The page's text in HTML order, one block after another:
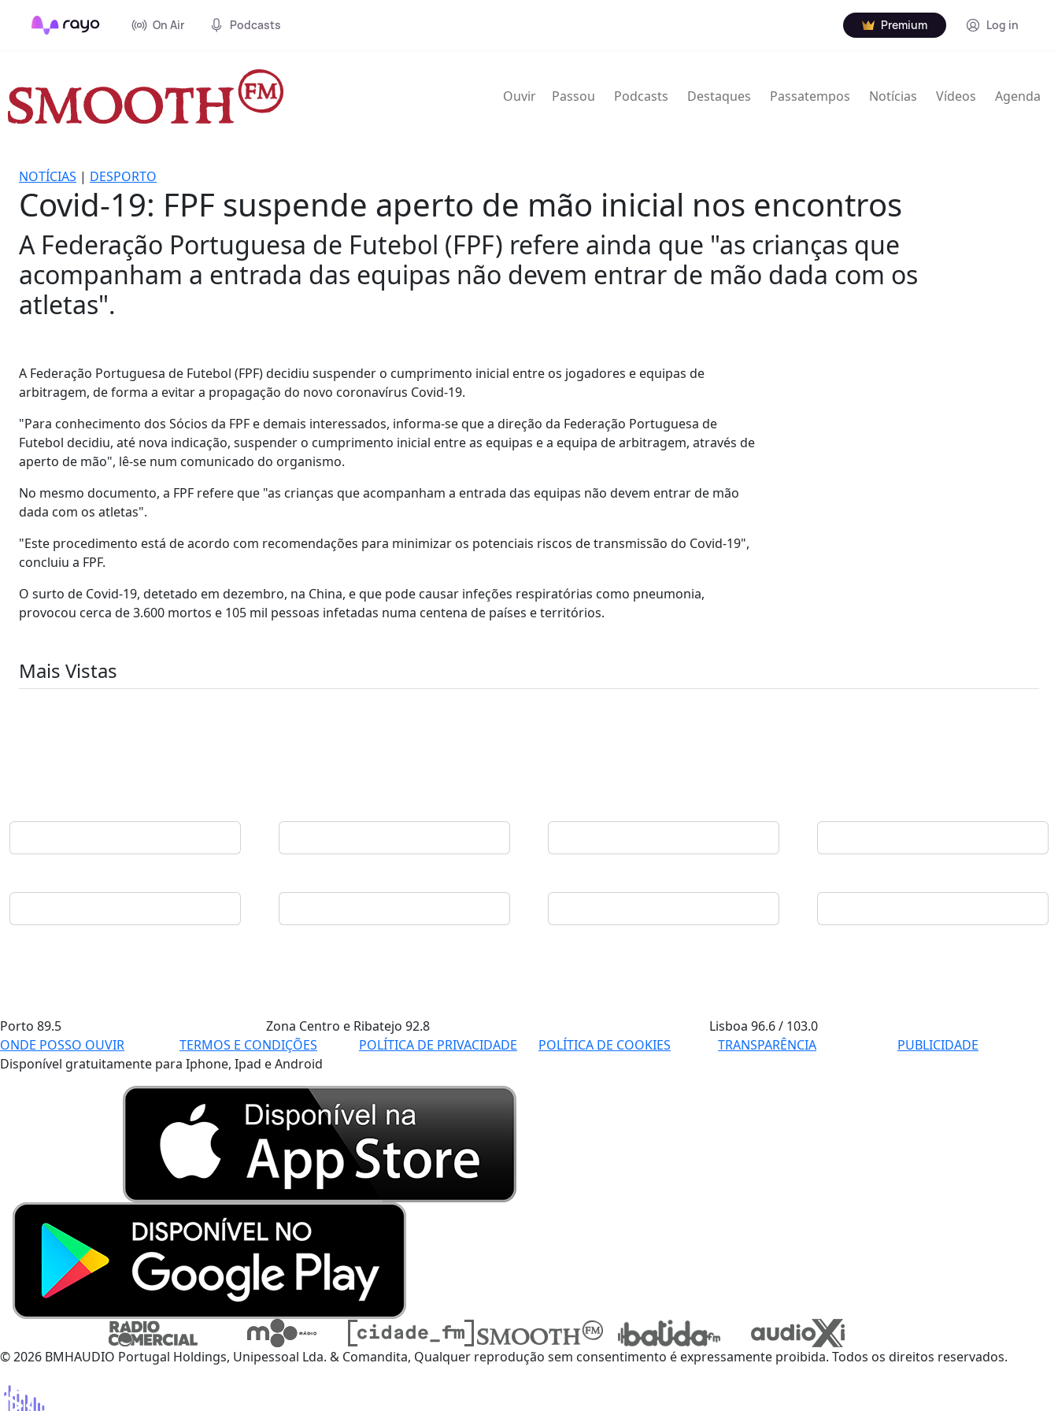
On Air Podcasts Premium Log in
Ouvir Passou Podcasts Destaques Passatempos Notícias Vídeos Agenda
NOTÍCIAS | DESPORTO
Covid-19: FPF suspende aperto de mão inicial nos encontros
A Federação Portuguesa de Futebol (FPF) refere ainda que "as crianças que
acompanham a entrada das equipas não devem entrar de mão dada com os
atletas".
A Federação Portuguesa de Futebol (FPF) decidiu suspender o cumprimento inicial entre os jogadores e equipas de
arbitragem, de forma a evitar a propagação do novo coronavírus Covid-19.
"Para conhecimento dos Sócios da FPF e demais interessados, informa-se que a direção da Federação Portuguesa de
Futebol decidiu, até nova indicação, suspender o cumprimento inicial entre as equipas e a equipa de arbitragem, através de
aperto de mão", lê-se num comunicado do organismo.
No mesmo documento, a FPF refere que "as crianças que acompanham a entrada das equipas não devem entrar de mão
dada com os atletas".
"Este procedimento está de acordo com recomendações para minimizar os potenciais riscos de transmissão do Covid-19",
concluiu a FPF.
O surto de Covid-19, detetado em dezembro, na China, e que pode causar infeções respiratórias como pneumonia,
provocou cerca de 3.600 mortos e 105 mil pessoas infetadas numa centena de países e territórios.
Mais Vistas
Porto 89.5 Zona Centro e Ribatejo 92.8 Lisboa96.6 / 103.0
ONDE POSSO OUVIR
TERMOS E CONDIÇÕES POLÍTICA DE PRIVACIDADE POLÍTICA DE COOKIES TRANSPARÊNCIA
PUBLICIDADE
Disponível gratuitamente para Iphone, Ipad e Android
© 2026 BMHAUDIO Portugal Holdings, Unipessoal Lda. & Comandita, Qualquer reprodução sem consentimento é expressamente proibida. Todos os direitos reservados.